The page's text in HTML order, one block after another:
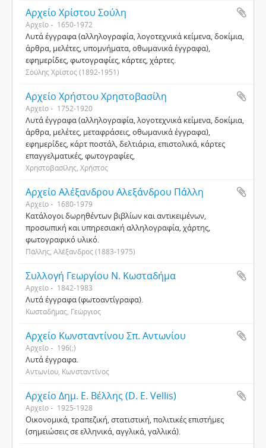
Αρχείο Χρίστου Σούλη
Αρχείο 1650-1972
Λυτά έγγραφα (αλληλογραφία, λογοτεχνικά κείμενα, δοκίμια,
άρθρα, μελέτες, υπομνήματα, οθωμανικά έγγραφα),
εφημερίδες, φωτογραφίες, κάρτες, χάρτες.
Σούλης Χρίστος (1892-1951)
Αρχείο Χρήστου Χρηστοβασίλη
Αρχείο 1752-1920
Λυτά έγγραφα (αλληλογραφία, λογοτεχνικά κείμενα, δοκίμια,
άρθρα, μελέτες, μεταφράσεις, οθωμανικά έγγραφα),
εφημερίδες, κάρτ ποστάλ, δελτιάρια, επιστολικά, κάρτες
επαγγελματικές, φωτογραφίες,
Χρηστοβασίλης, Χρήστος
Αρχείο Αλέξανδρου Αλεξάνδρου Πάλλη
Αρχείο 1680-1979
Κατάλογοι δωρηθέντων βιβλίων και αντικειμένων,
προσωπική και υπηρεσιακή αλληλογραφία, χάρτης,
φωτογραφικό υλικό.
Πάλλης, Αλέξανδρος (1883-1975)
Συλλογή Γεωργίου Ν. Κωσταδήμα
Αρχείο 1842-1983
Λυτά έγγραφα (φωτοαντίγραφα).
Κωσταδήμας, Γεώργιος
Αρχείο Κωνσταντίνου Σπ. Αντωνίου
Αρχείο 196(;)
Λυτά έγγραφα.
Αντωνίου, Κωνσταντίνος
Αρχείο Δημ. Ε. Βέλλης (D. E. Vellis)
Αρχείο 1925-1928
Οικονομικά, τραπεζική, στατιστική, πολιτικές επιστήμες
(σημειώσεις σε ελληνικά, αγγλικά, γαλλικά).